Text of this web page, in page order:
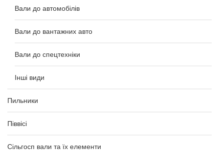
Вали до автомобілів
Вали до вантажних авто
Вали до спецтехніки
Інші види
Пильники
Піввісі
Сільгосп вали та їх елементи